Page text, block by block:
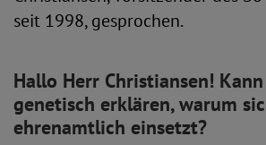
seit 1998, gesprochen.
Hallo Herr Christiansen!
genetisch erklären, warum
ehrenamtlich einsetzt?